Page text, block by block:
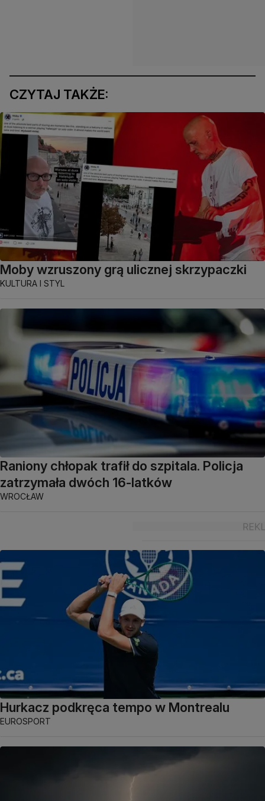
CZYTAJ TAKŻE:
Moby wzruszony grą ulicznej skrzypaczki
KULTURA I STYL
Raniony chłopak trafił do szpitala. Policja
zatrzymała dwóch 16-latków
WROCŁAW
Hurkacz podkręca tempo w Montrealu
EUROSPORT